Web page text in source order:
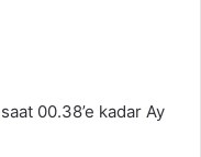
00.38’e kadar Ay